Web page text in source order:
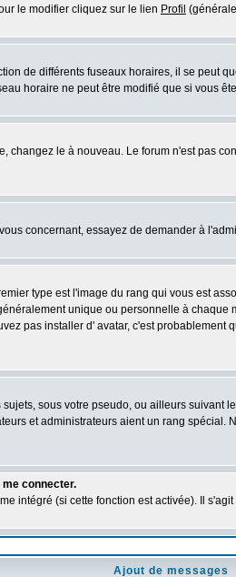
le modifier cliquez sur le lien Profil
de différents fuseaux horaires, il se peut
horaire ne peut être modifié que si vous
changez le à nouveau. Le forum n'est pas
concernant, essayez de demander à
type est l'image du rang qui vous est
unique ou personnelle à chaque
pas installer d' avatar, c'est
sous votre pseudo, ou ailleurs
et administrateurs aient un rang
me connecter.
intégré (si cette fonction est activée). Il
Ajout de messages